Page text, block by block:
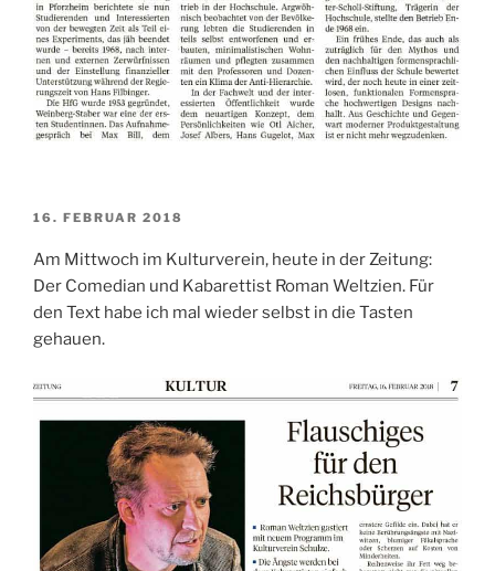
VERÖFFENTLICHT
16. FEBRUAR 2018
Am Mittwoch im Kulturverein, heute in der Zeitung:
Der Comedian und Kabarettist Roman Weltzien. Für
den Text habe ich mal wieder selbst in die Tasten
gehauen.